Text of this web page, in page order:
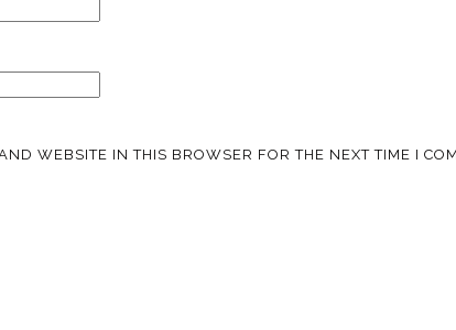
WEBSITE IN THIS BROWSER FOR THE NEXT TIME I